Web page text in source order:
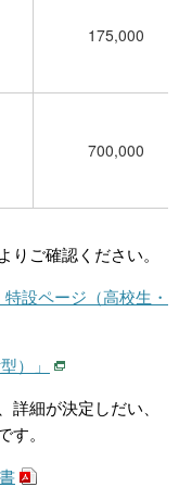
175,000
700,000
ご確認ください。
設ページ（高校生・
）」
細が決定しだい、
。